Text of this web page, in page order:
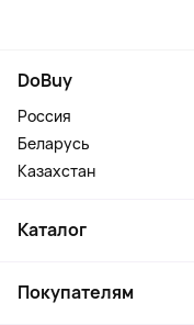
DoBuy
Россия
Беларусь
Казахстан
Каталог
Ноутбуки, мониторы, VR
Покупателям